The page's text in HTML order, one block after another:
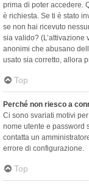
prima di poter accedere.
è richiesta. Se ti è stato
se non hai ricevuto
sia valido?
anonimi che abusano
usato sia corretto, allora
Top
Perché non riesco a
Ci sono svariati motivi
nome utente e password
contatta un
errore di configurazione.
Top